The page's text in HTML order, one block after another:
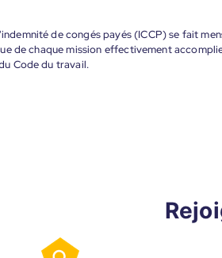
de congés payés (ICCP) se fait
de chaque mission effectivement
Code du travail.